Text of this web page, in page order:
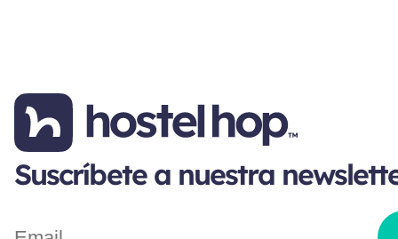
Suscríbete a nuestra